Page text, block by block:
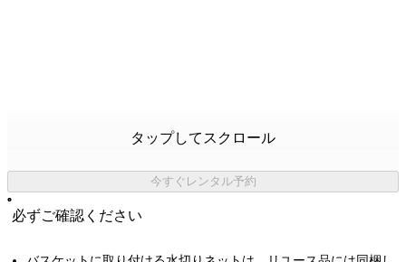
タップしてスクロール
今すぐレンタル予約
必ずご確認ください